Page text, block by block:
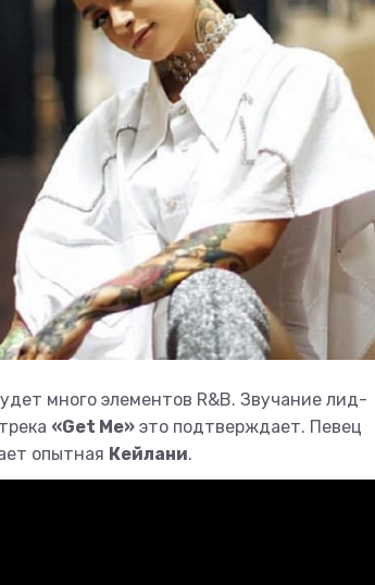
много элементов R&B. Звучание лид-
«Get Me» это подтверждает. Певец
опытная Кейлани.